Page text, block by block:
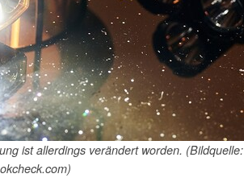
ist allerdings verändert worden. (Bildquelle: